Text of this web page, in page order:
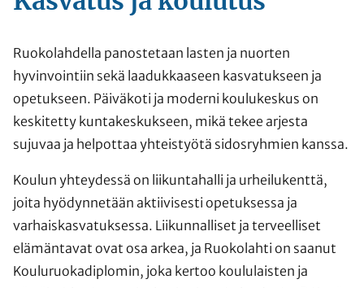
Ruokolahdella panostetaan lasten ja nuorten
hyvinvointiin sekä laadukkaaseen kasvatukseen ja
opetukseen. Päiväkoti ja moderni koulukeskus on
keskitetty kuntakeskukseen, mikä tekee arjesta
sujuvaa ja helpottaa yhteistyötä sidosryhmien kanssa.
Koulun yhteydessä on liikuntahalli ja urheilukenttä,
joita hyödynnetään aktiivisesti opetuksessa ja
varhaiskasvatuksessa. Liikunnalliset ja terveelliset
elämäntavat ovat osa arkea, ja Ruokolahti on saanut
Kouluruokadiplomin, joka kertoo koululaisten ja